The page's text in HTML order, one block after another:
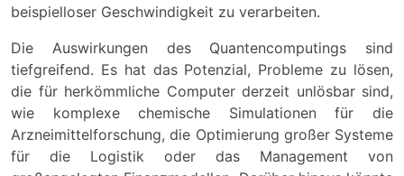
beispielloser Geschwindigkeit zu verarbeiten.
Die Auswirkungen des Quantencomputings sind
tiefgreifend. Es hat das Potenzial, Probleme zu lösen,
die für herkömmliche Computer derzeit unlösbar sind,
wie komplexe chemische Simulationen für die
Arzneimittelforschung, die Optimierung großer Systeme
für die Logistik oder das Management von